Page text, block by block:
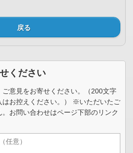
戻る
ください
意見をお寄せください。（200文字
はお控えください。） ※いただいたご
お問い合わせはページ下部のリンク